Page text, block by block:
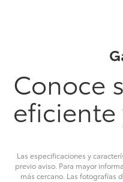
Conoce
Las especificaciones y
previo aviso. Para mayor
más cercano. Las fotografías